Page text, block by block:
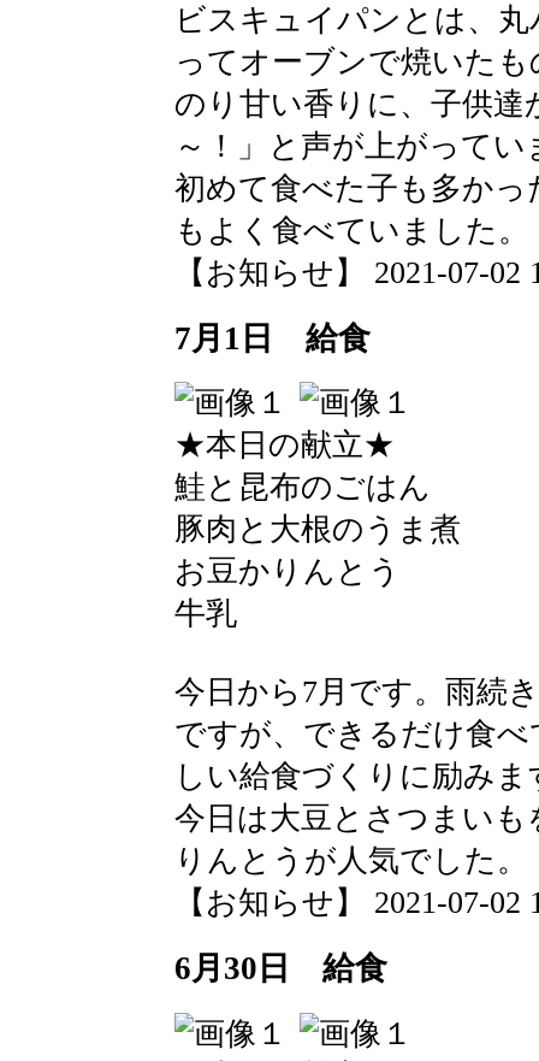
ビスキュイパンとは、
ってオーブンで焼いた
のり甘い香りに、子供
～！」と声が上がってい
初めて食べた子も多か
もよく食べていました。
【お知らせ】 2021-07-02
7月1日 給食
★本日の献立★
鮭と昆布のごはん
豚肉と大根のうま煮
お豆かりんとう
牛乳
今日から7月です。雨続
ですが、できるだけ食
しい給食づくりに励みま
今日は大豆とさつまい
りんとうが人気でした。
【お知らせ】 2021-07-02
6月30日 給食